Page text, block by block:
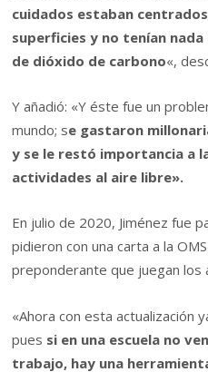
cuidados estaban
superficies y no tenían
de dióxido de carbono«,
Y añadió: «Y éste fue un
mundo; se gastaron
y se le restó importancia a
actividades al aire libre».
En julio de 2020, Jiménez fue
pidieron con una carta a la
preponderante que juegan los
«Ahora con esta actualización
pues si en una escuela no
trabajo, hay una